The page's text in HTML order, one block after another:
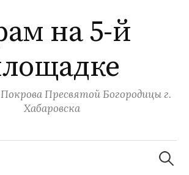
на 5-й
Пресвятой Богородицы г.
Хабаровска
Найти: